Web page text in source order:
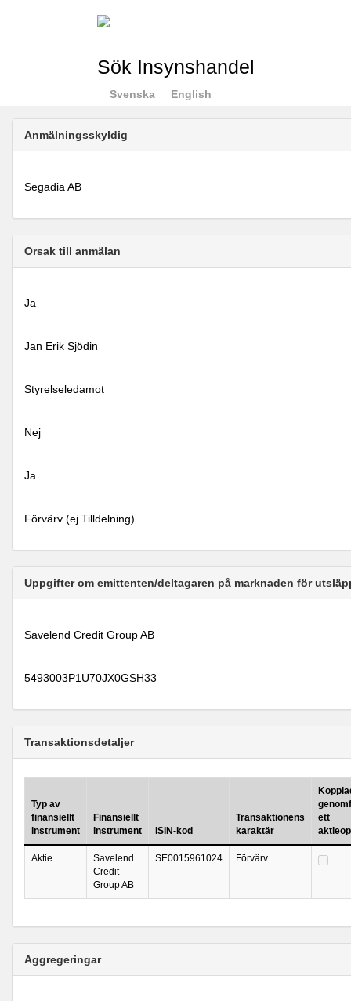
Sök Insynshandel
Svenska English
Anmälningsskyldig
Segadia AB
Orsak till anmälan
Ja
Jan Erik Sjödin
Styrelseledamot
Nej
Ja
Förvärv (ej Tilldelning)
Uppgifter om emittenten/deltagaren på marknaden för
Savelend Credit Group AB
5493003P1U70JX0GSH33
Transaktionsdetaljer
Typ av
finansiellt
instrument
Finansiellt
instrument
ISIN-kod
Transaktionens
karaktär
ett
Aktie
Savelend
Credit
Group AB
SE0015961024 Förvärv
Aggregeringar